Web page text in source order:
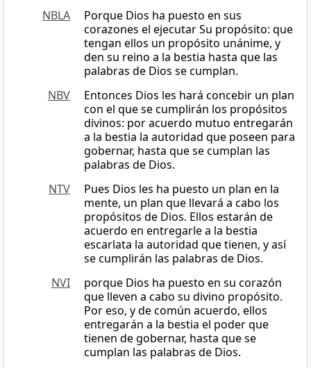
NBLA
Porque Dios ha puesto en sus
corazones el ejecutar Su propósito: que
tengan ellos un propósito unánime, y
den su reino a la bestia hasta que las
palabras de Dios se cumplan.
NBV
Entonces Dios les hará concebir un plan
con el que se cumplirán los propósitos
divinos: por acuerdo mutuo entregarán
a la bestia la autoridad que poseen para
gobernar, hasta que se cumplan las
palabras de Dios.
NTV
Pues Dios les ha puesto un plan en la
mente, un plan que llevará a cabo los
propósitos de Dios. Ellos estarán de
acuerdo en entregarle a la bestia
escarlata la autoridad que tienen, y así
se cumplirán las palabras de Dios.
NVI
porque Dios ha puesto en su corazón
que lleven a cabo su divino propósito.
Por eso, y de común acuerdo, ellos
entregarán a la bestia el poder que
tienen de gobernar, hasta que se
cumplan las palabras de Dios.